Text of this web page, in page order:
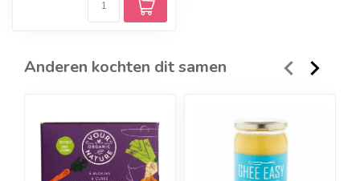
Anderen kochten dit samen